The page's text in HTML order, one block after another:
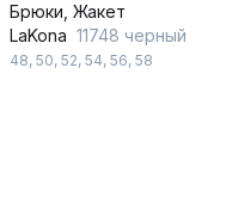
Брюки, Жакет
LaKona 11748 черный
48, 50, 52, 54, 56, 58